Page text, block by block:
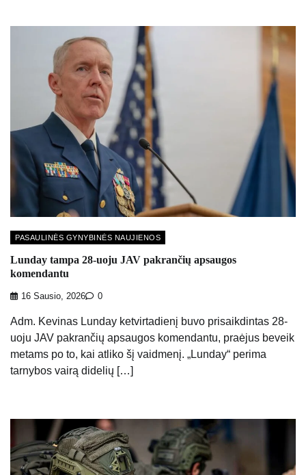
PASAULINĖS GYNYBINĖS NAUJIENOS
Lunday tampa 28-uoju JAV pakrančių apsaugos
komendantu
16 Sausio, 2026 0
Adm. Kevinas Lunday ketvirtadienį buvo prisaikdintas 28-
uoju JAV pakrančių apsaugos komendantu, praėjus beveik
metams po to, kai atliko šį vaidmenį. „Lunday“ perima
tarnybos vairą didelių […]